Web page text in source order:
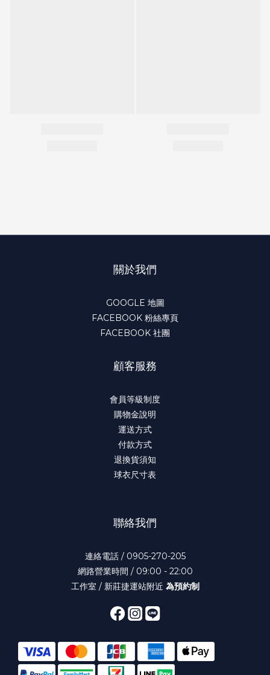
關於我們
GOOGLE 地圖
FACEBOOK 粉絲專頁
FACEBOOK 社團
顧客服務
會員等級制度
購物金說明
運送方式
付款方式
退換貨須知
球衣尺寸表
聯絡我們
連絡電話 / 0905-270-205
網路營業時間 / 09:00 - 22:00
工作室 / 新莊捷運站附近 為預約制